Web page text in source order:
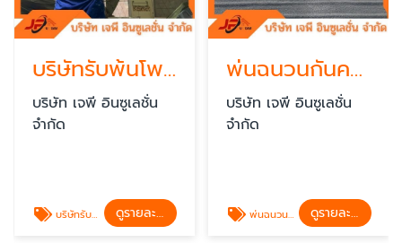
บริษัทรับพ้นโพมกันความร้อน
บริษัท เจพี อินซูเลชั่น
จำกัด
บริษัทรับพ้นโพมกันความร้อน ดูรายละเอียด
พ่นฉนวนกันความร้อนราคา
บริษัท เจพี อินซูเลชั่น
จำกัด
พ่นฉนวนกันความร้อนราคา ดูรายละเอียด